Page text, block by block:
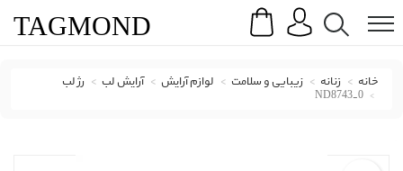
Search
TAGMOND
خانه زنانه زیبایی و سلامت لوازم آرایش آرایش لب رژ لب
ND8743_0